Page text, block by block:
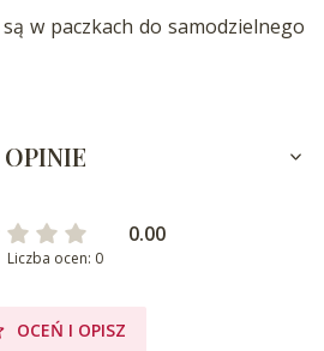
w paczkach do samodzielnego
OPINIE
0.00
Liczba ocen: 0
OCEŃ I OPISZ